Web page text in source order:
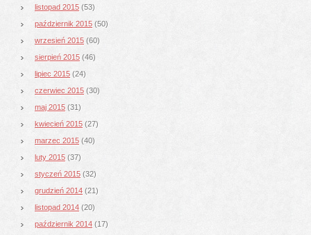
listopad 2015 (53)
październik 2015 (50)
wrzesień 2015 (60)
sierpień 2015 (46)
lipiec 2015 (24)
czerwiec 2015 (30)
maj 2015 (31)
kwiecień 2015 (27)
marzec 2015 (40)
luty 2015 (37)
styczeń 2015 (32)
grudzień 2014 (21)
listopad 2014 (20)
październik 2014 (17)